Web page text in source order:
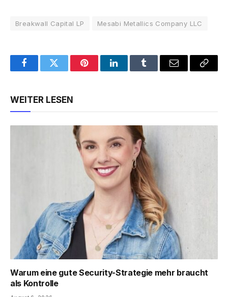
Breakwall Capital LP Mesabi Metallics Company LLC
FacebookTwitter PinterestLinkedInTumblr Email
Copy
WEITER LESEN
Warum eine gute Security-Strategie mehr braucht
als Kontrolle